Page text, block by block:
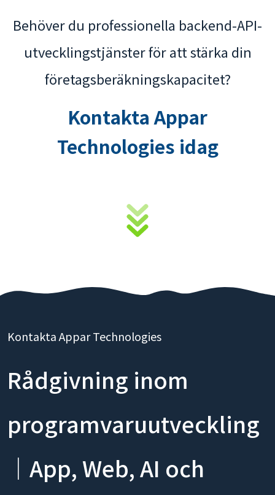
Behöver du professionella backend-API-
utvecklingstjänster för att stärka din
företagsberäkningskapacitet?
Kontakta Appar
Technologies idag
Kontakta Appar Technologies
Rådgivning inom
programvaruutveckling
｜App, Web, AI och